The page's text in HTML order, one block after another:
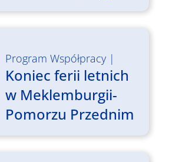
Program Współpracy|
Koniec ferii letnich
w Meklemburgii-
Pomorzu Przednim